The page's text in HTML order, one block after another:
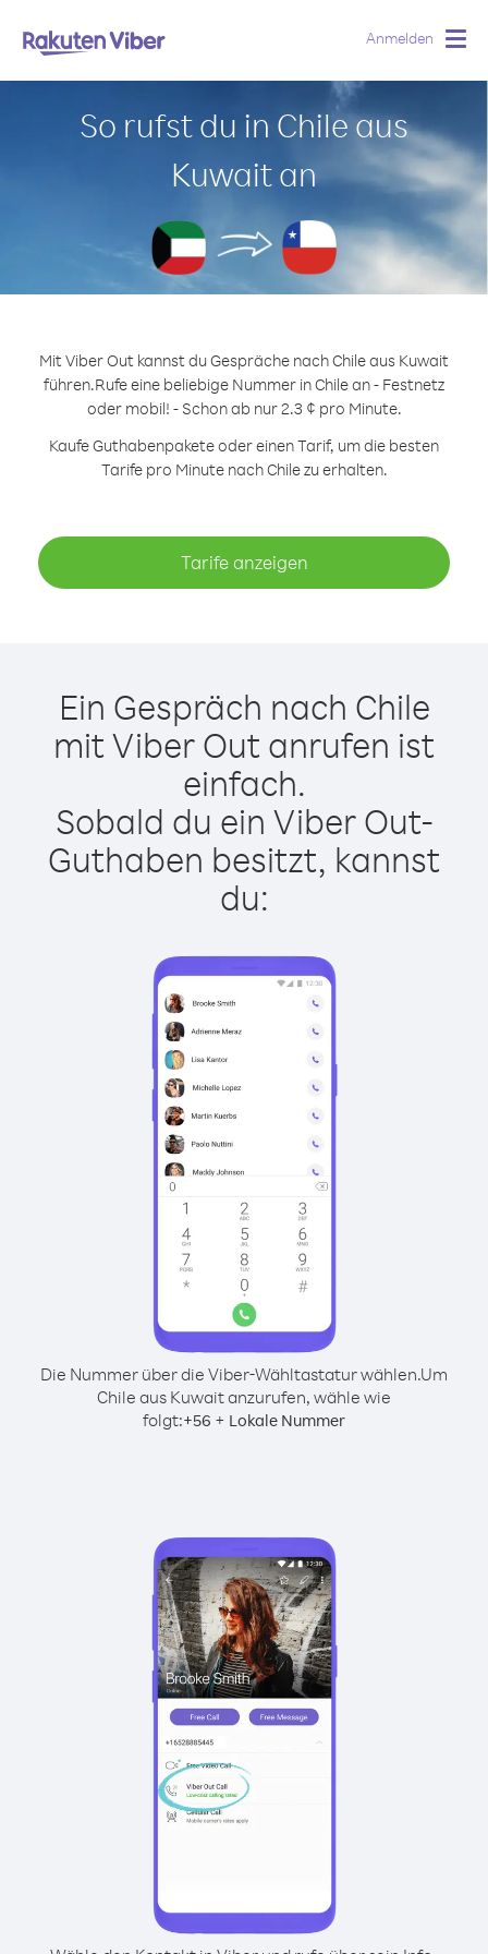
Anmelden
So rufst du in Chile aus
Kuwait an
Mit Viber Out kannst du Gespräche nach Chile aus Kuwait
führen.Rufe eine beliebige Nummer in Chile an - Festnetz
oder mobil! - Schon ab nur 2.3 ¢ pro Minute.
Kaufe Guthabenpakete oder einen Tarif, um die besten
Tarife pro Minute nach Chile zu erhalten.
Tarife anzeigen
Ein Gespräch nach Chile
mit Viber Out anrufen ist
einfach.
Sobald du ein Viber Out-
Guthaben besitzt, kannst
du:
Die Nummer über die Viber-Wähltastatur wählen.Um
Chile aus Kuwait anzurufen, wähle wie
folgt:+56 + Lokale Nummer